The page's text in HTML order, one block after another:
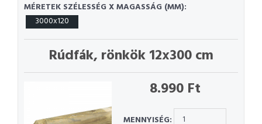
MÉRETEK SZÉLESSÉG X MAGASSÁG (MM):
3000x120
Rúdfák, rönkök 12x300 cm
8.990 Ft
MENNYISÉG: